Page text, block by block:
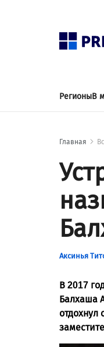
РегионыВ
Главная
Аксинья
В 2017
Балхаша
отдохнул